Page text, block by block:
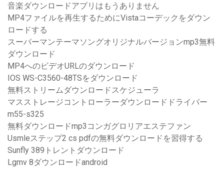
音楽ダウンロードアプリはもうありません
MP4ファイルを再生するためにVistaコーデックをダウン
ロードする
スーパーマンテーマソングオリジナルバージョンmp3無料
ダウンロード
MP4へのビデオURLのダウンロード
IOS WS-C3560-48TSをダウンロード
無料ストリームダウンロードスケジューラ
マスストレージコントローラーダウンロードドライバー
m55-s325
無料ダウンロードmp3コンガグロリアエステファン
Usmleステップ2 cs pdfの無料ダウンロードを習得する
Sunfly 389トレントダウンロード
Lgmv 8ダウンロードandroid